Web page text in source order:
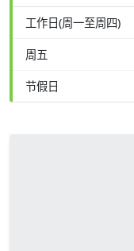
工作日(周一至周四)
周五
节假日